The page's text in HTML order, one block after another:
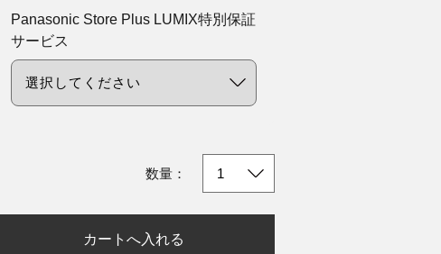
Panasonic Store Plus LUMIX特別保証
サービス
数量：
カートへ入れる